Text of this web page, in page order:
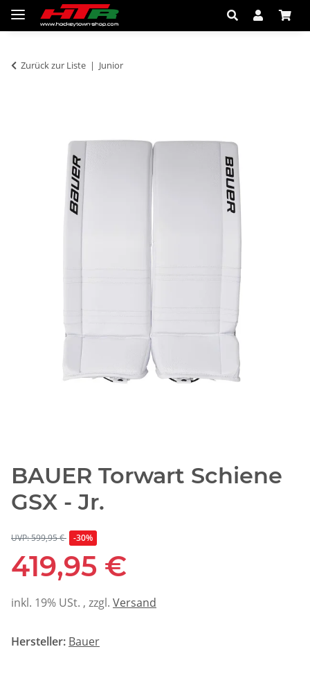
Zurück zur Liste Junior
BAUER Torwart Schiene
GSX - Jr.
UVP: 599,95 € -30%
419,95 €
inkl. 19% USt. , zzgl. Versand
Hersteller: Bauer